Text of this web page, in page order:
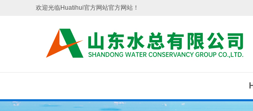
欢迎光临Huatihui官方网站官方网站！